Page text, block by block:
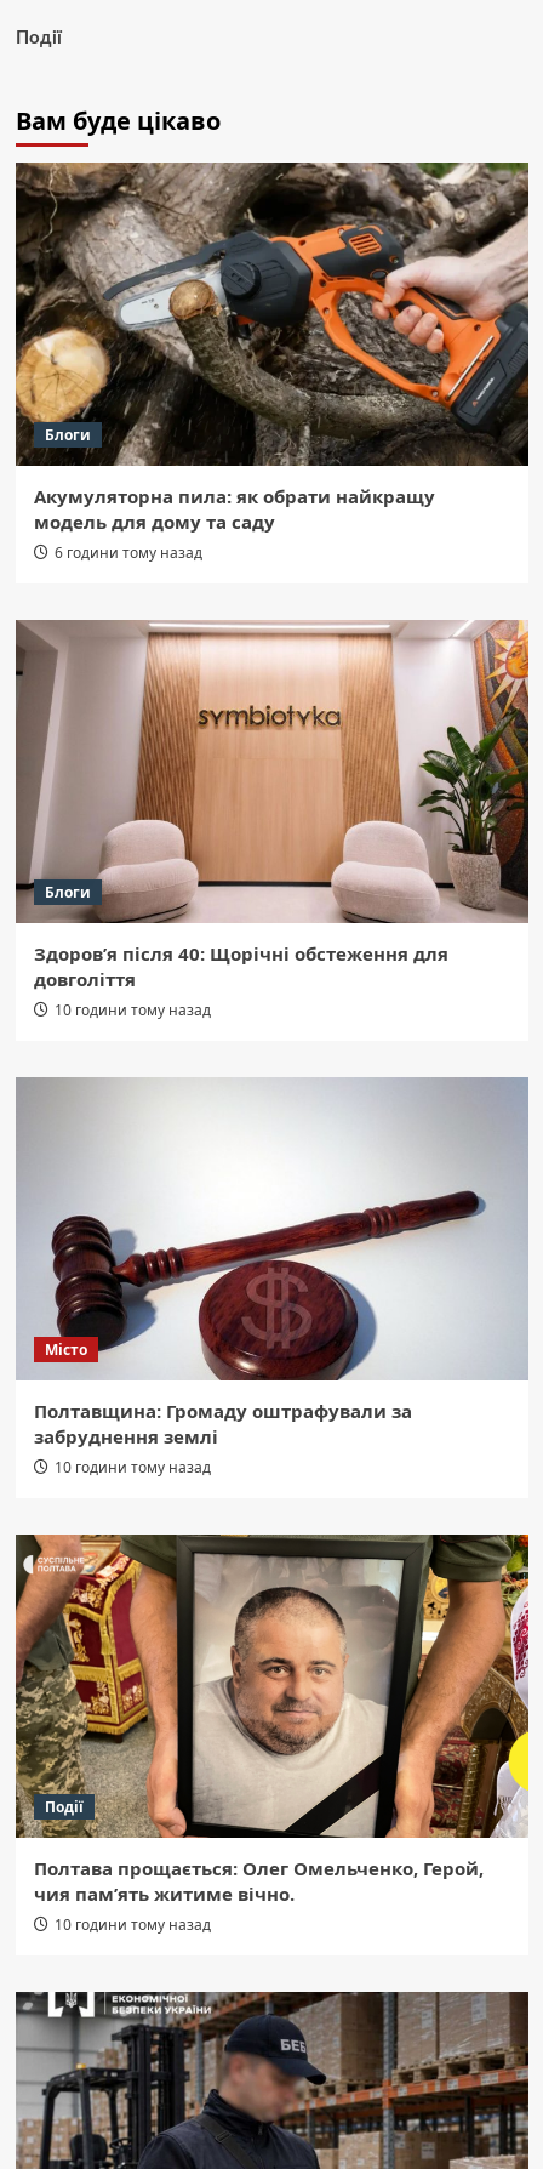
Події
Вам буде цікаво
Блоги
Акумуляторна пила: як обрати найкращу
модель для дому та саду
6 години тому назад
Блоги
Здоров’я після 40: Щорічні обстеження для
довголіття
10 години тому назад
Місто
Полтавщина: Громаду оштрафували за
забруднення землі
10 години тому назад
Події
Полтава прощається: Олег Омельченко, Герой,
чия пам’ять житиме вічно.
10 години тому назад